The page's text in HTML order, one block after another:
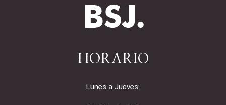
HORARIO
Lunes a Jueves: